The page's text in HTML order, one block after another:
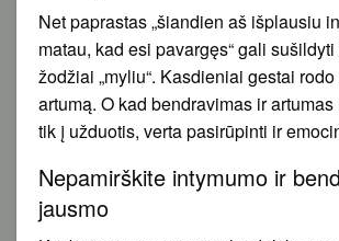
Net paprastas „šiandien aš išplausiu
matau, kad esi pavargęs“ gali
žodžiai „myliu“. Kasdieniai gestai
artumą. O kad bendravimas ir
tik į užduotis, verta pasirūpinti ir
Nepamirškite intymumo ir
jausmo